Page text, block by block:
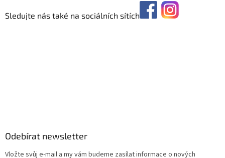
Sledujte nás také na sociálních sítích
Odebírat newsletter
Vložte svůj e-mail a my vám budeme zasílat informace o nových